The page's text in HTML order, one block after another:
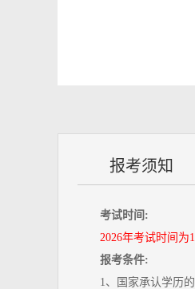
报考须知
考试时间:
2026年考试时间为
报考条件:
1、国家承认学历